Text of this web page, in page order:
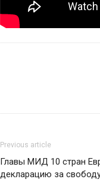
Previous article
Главы МИД 10 стран
декларацию за